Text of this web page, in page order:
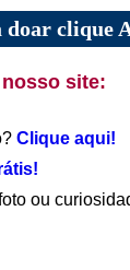
doar clique
site:
Clique aqui!
ou